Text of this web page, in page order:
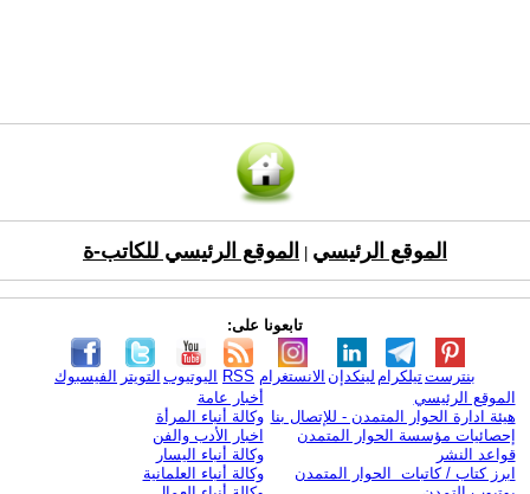
الموقع الرئيسي الموقع الرئيسي للكاتب-ة
تابعونا على:
الفيسبوك التويتر اليوتيوب RSS الانستغرام لينكدإن تيلكرامبنترست
الموقع الرئيسي
هيئة ادارة الحوار المتمدن - للإتصال بنا
إحصائيات مؤسسة الحوار المتمدن
قواعد النشر
ابرز كتاب / كاتبات الحوار المتمدن
أخبار عامة
وكالة أنباء المرأة
اخبار الأدب والفن
وكالة أنباء اليسار
وكالة أنباء العلمانية